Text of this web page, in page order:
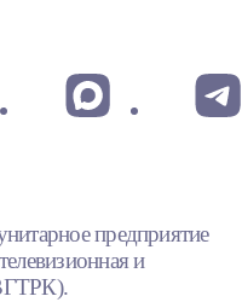
предприятие
и